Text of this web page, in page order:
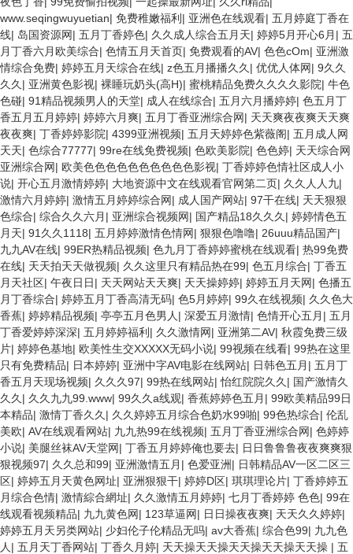
www.seqingwuyuetian| 免费稚嫩福利 | 亚洲色在线观看| 五月婷庭丁香在
线| 岛国资源网| 五月丁香婷色| 久久成人综合五月天| 婷婷5月开心6月 | 五
月丁香六月欧美综合| 色情五月天首页| 免费观看的AV| 色色cOm| 亚洲激
情综合免费| 婷婷五月天综合在线| z色五月播播久久 | 优优人体网| 9久久
久久 | 亚洲黄色影视| 裸睡玩奶头(高H)| 蜜桃精品免费久久久久影院| 牛色
色碰| 91精品视频男人的天堂| 成人在线综合| 五月六月播婷婷| 色五月丁
香五月五月婷婷| 婷婷六月爽| 五月丁香亚洲综合网| 天天爽夜夜爽天天爽
夜夜爽| 丁香婷婷影院| 4399亚洲视频| 五月天婷婷色紫薇阁| 五月成人网
天天| 色综合77777| 99re在线免费视频| 色欧美影院| 色色婷| 天天综合网
亚洲综合网| 欧美色色色色色色色色色色影视| 丁香婷婷色情社区成人小
说| 开心五月激情婷婷| 大地资源中文在线观看官网第二页| 久久人人九|
激情六月婷婷| 激情五月婷婷综合网| 成人国产网站| 97干在线| 天天狠狠
色综合| 综合久久六月 | 亚洲综合视频网| 国产精品18久久久 | 婷婷情色五
月天| 91久久1118| 五月婷婷激情色情网| 狠狠色噜噜| 26uuu精品国产|
九九AV在线| 99ER热精品视频| 色九月丁香婷婷蜜桃在线观看| 热99免费
在线| 天天拍天天做视频| 久久这里只有精品热在99| 色五月综合| 丁香五
月天社区| 午夜日日| 天天网站天天爽| 天天操婷婷| 婷婷五月天网| 色播五
月丁香综合| 婷婷五月丁香高清无码| 色5月婷婷| 99久在线视频| 久久色大
香蕉| 婷婷精品视频| 亭亭五月色男人 | 深爱五月激情| 色情开心五月 | 五月
丁香爱婷婷深深| 五月婷婷福利 | 久久激情网| 亚洲第二AV| 秋霞免费三级
片| 婷婷色基地| 欧美性生交XXXXX无码小说| 99视频在线看| 99热在这里
只有免费精品| 日本婷婷| 亚洲中字AV电影在线网站| 日韩色五月 | 五月丁
香五月天现场视频| 久久久97| 99热在线网站|怡红院院久久 | 国产激情久
久久 | 久久九九99.www| 99久久a线观| 香蕉婷婷色五月 | 99欧美精品99日
本精品| 激情丁香久久 | 久久婷婷五月综合色奶水99啪| 99色热综合| 伦乱
美欧| AV在线观看网站| 九九热99在线视频| 五月丁香亚洲综合网| 色婷婷
小说| 美腿丝袜AV天堂网| 丁香五月婷婷俺也要去| 日日鲁鲁鲁夜夜爽爽狠
狠视频97| 久久总和99| 亚洲激情五月 | 色爱亚洲| 日韩精品AV一区二区三
区| 婷婷五月天黄色网址| 亚洲狠狠干| 婷婷D区| 琪琪理论片| 丁香婷婷五
月综合色情| 激情綜合網址| 久久激情五月婷婷| 七月丁香婷婷 色色| 99在
线观看视频精品| 九九黄色网| 123草逼网| 日日操夜夜爽| 天天久久婷婷|
婷婷五月天另类网站| 少妇伦子伦精品无吗| av大香蕉| 综合色99| 九九色
人 | 五月天丁香网站| 丁香久月婷| 天天操天天操天天操天天操天天操 | 五